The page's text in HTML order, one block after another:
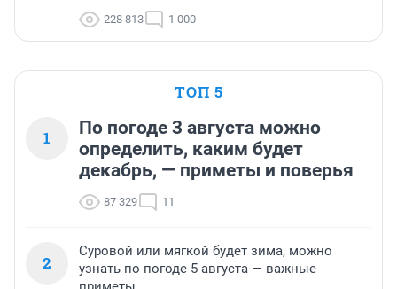
228 813 1 000
ТОП 5
1
По погоде 3 августа можно
определить, каким будет
декабрь, — приметы и поверья
87 329 11
2
Суровой или мягкой будет зима, можно
узнать по погоде 5 августа — важные